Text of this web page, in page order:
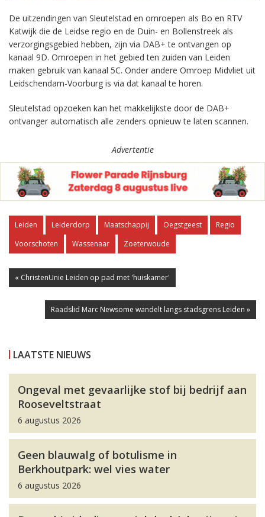
De uitzendingen van Sleutelstad en omroepen als Bo en RTV
Katwijk die de Leidse regio en de Duin- en Bollenstreek als
verzorgingsgebied hebben, zijn via DAB+ te ontvangen op
kanaal 9D. Omroepen in het gebied ten zuiden van Leiden
maken gebruik van kanaal 5C. Onder andere Omroep Midvliet uit
Leidschendam-Voorburg is via dat kanaal te horen.
Sleutelstad opzoeken kan het makkelijkste door de DAB+
ontvanger automatisch alle zenders opnieuw te laten scannen.
Advertentie
Leiden Leiderdorp Maatschappij Oegstgeest
Regio
Voorschoten
Wassenaar Zoeterwoude
« ChristenUnie Leiden op pad met 'huiskamer'
Raadslid Marc Newsome wandelt langs stadsgrens Leiden »
LAATSTE NIEUWS
Ongeval met gevaarlijke stof bij bedrijf aan
Rooseveltstraat
6 augustus 2026
Geen blauwalg of botulisme in
Berkhoutpark: wel vies water
6 augustus 2026